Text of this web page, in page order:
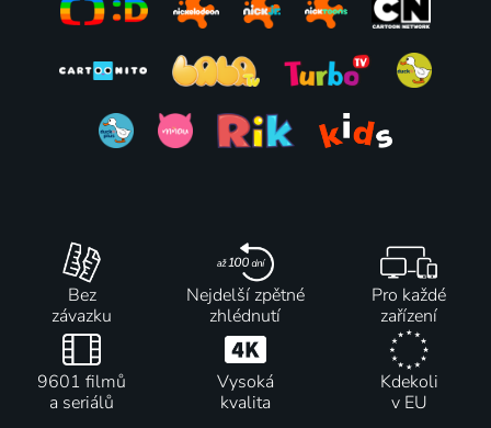
Bez
závazku
Nejdelší zpětné
zhlédnutí
Pro každé
zařízení
9601 filmů
a seriálů
Vysoká
kvalita
Kdekoli
v EU